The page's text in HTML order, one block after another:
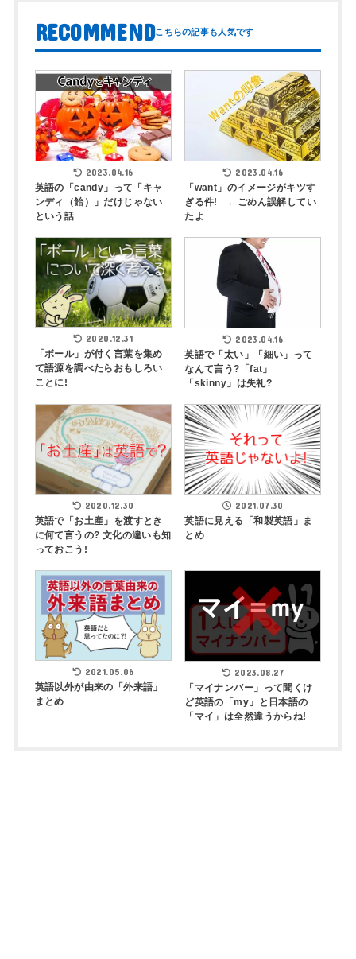
RECOMMEND
2023.04.16
英語の「candy」って「キャ
ンディ（飴）」だけじゃない
という話
2023.04.16
「want」のイメージがキツす
ぎる件! ←ごめん誤解してい
たよ
2020.12.31
「ボール」が付く言葉を集め
て語源を調べたらおもしろい
ことに!
2023.04.16
英語で「太い」「細い」って
なんて言う?「fat」
「skinny」は失礼?
2020.12.30
英語で「お土産」を渡すとき
に何て言うの? 文化の違いも知
っておこう!
2021.07.30
英語に見える「和製英語」ま
とめ
2021.05.06
英語以外が由来の「外来語」
まとめ
2023.08.27
「マイナンバー」って聞くけ
ど英語の「my」と日本語の
「マイ」は全然違うからね!